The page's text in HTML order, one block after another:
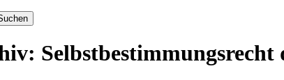
Selbstbestimmungsrecht